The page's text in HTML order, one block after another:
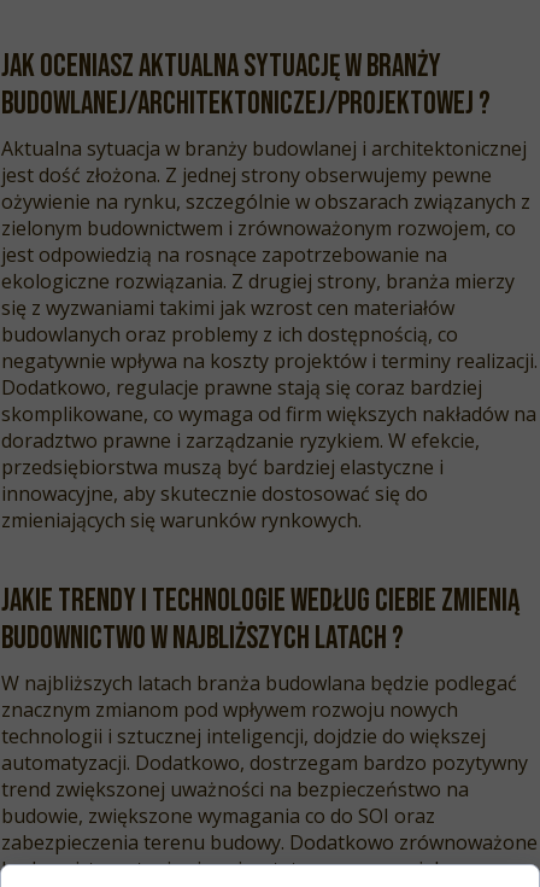
Jak oceniasz aktualna sytuację w branży
budowlanej/architektoniczej/projektowej ?
Aktualna sytuacja w branży budowlanej i architektonicznej
jest dość złożona. Z jednej strony obserwujemy pewne
ożywienie na rynku, szczególnie w obszarach związanych z
zielonym budownictwem i zrównoważonym rozwojem, co
jest odpowiedzią na rosnące zapotrzebowanie na
ekologiczne rozwiązania. Z drugiej strony, branża mierzy
się z wyzwaniami takimi jak wzrost cen materiałów
budowlanych oraz problemy z ich dostępnością, co
negatywnie wpływa na koszty projektów i terminy realizacji.
Dodatkowo, regulacje prawne stają się coraz bardziej
skomplikowane, co wymaga od firm większych nakładów na
doradztwo prawne i zarządzanie ryzykiem. W efekcie,
przedsiębiorstwa muszą być bardziej elastyczne i
innowacyjne, aby skutecznie dostosować się do
zmieniających się warunków rynkowych.
Jakie trendy i technologie według Ciebie zmienią
budownictwo w najbliższych latach ?
W najbliższych latach branża budowlana będzie podlegać
znacznym zmianom pod wpływem rozwoju nowych
technologii i sztucznej inteligencji, dojdzie do większej
automatyzacji. Dodatkowo, dostrzegam bardzo pozytywny
trend zwiększonej uważności na bezpieczeństwo na
budowie, zwiększone wymagania co do SOI oraz
zabezpieczenia terenu budowy. Dodatkowo zrównoważone
budownictwo stanie się priorytetem, z coraz większym